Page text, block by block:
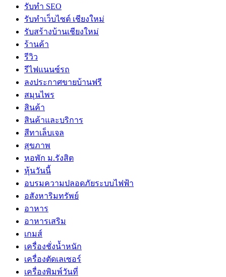
รับทำ SEO
รับทำเว็บไซต์ เชียงใหม่
รับสร้างบ้านเชียงใหม่
ร้านค้า
รีวิว
รีไฟแนนซ์รถ
ลงประกาศขายบ้านฟรี
สมุนไพร
สินค้า
สินค้าและบริการ
สีทาเล็บเจล
สุขภาพ
หอพัก ม.รังสิต
หุ้นวันนี้
อบรมความปลอดภัยระบบไฟฟ้า
อสังหาริมทรัพย์
อาหาร
อาหารเสริม
เกมส์
เครื่องชั่งน้ำหนัก
เครื่องตัดเลเซอร์
เครื่องพิมพ์วันที่